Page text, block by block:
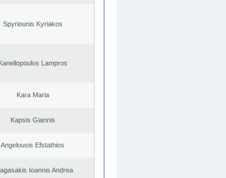
Spyriounis Kyriakos
Lampros
Kara Maria
Kapsis Giannis
Angelousis Efstathios
Ioannis Andrea